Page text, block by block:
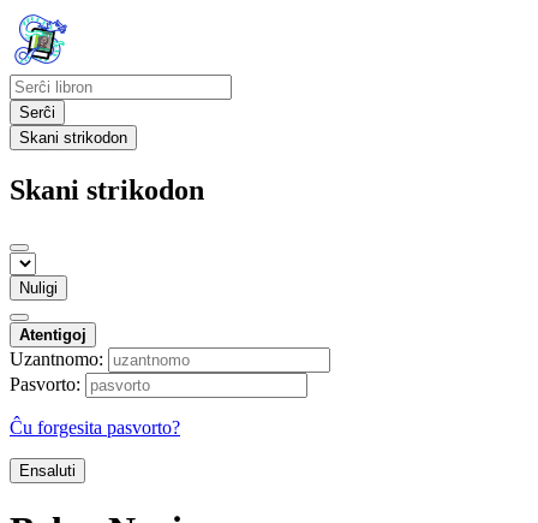
Serĉi
Skani strikodon
Skani strikodon
Nuligi
Atentigoj
Uzantnomo:
Pasvorto:
Ĉu forgesita pasvorto?
Ensaluti